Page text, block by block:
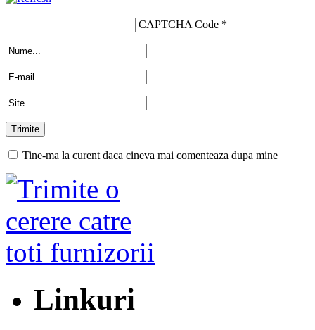
CAPTCHA Code *
Tine-ma la curent daca cineva mai comenteaza dupa mine
Linkuri